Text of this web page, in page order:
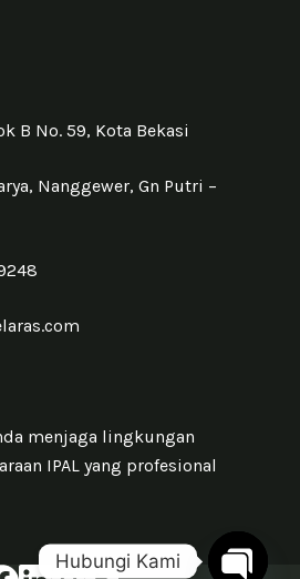
B No. 59, Kota Bekasi
Nanggewer, Gn Putri –
menjaga lingkungan
IPAL yang profesional
Hubungi Kami